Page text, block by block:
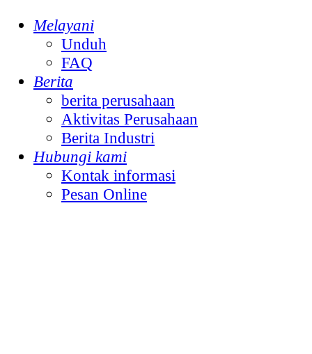
Melayani
Unduh
FAQ
Berita
berita perusahaan
Aktivitas Perusahaan
Berita Industri
Hubungi kami
Kontak informasi
Pesan Online